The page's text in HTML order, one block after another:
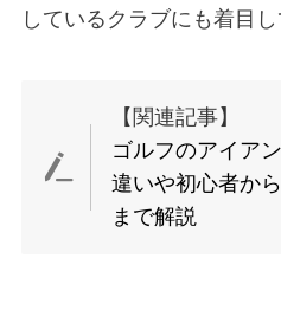
しているクラブにも着目し
【関連記事】
ゴルフのアイア
違いや初心者か
まで解説